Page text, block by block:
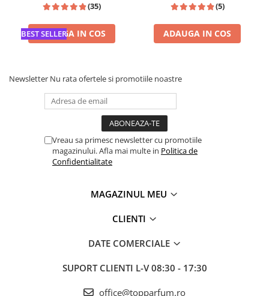
BEST SELLER
(35)
ADAUGA IN COS
(5)
ADAUGA IN COS
Newsletter Nu rata ofertele si promotiile noastre
Vreau sa primesc newsletter cu promotiile
magazinului. Afla mai multe in Politica de
Confidentialitate
MAGAZINUL MEU
CLIENTI
DATE COMERCIALE
SUPORT CLIENTI L-V 08:30 - 17:30
office@topparfum.ro